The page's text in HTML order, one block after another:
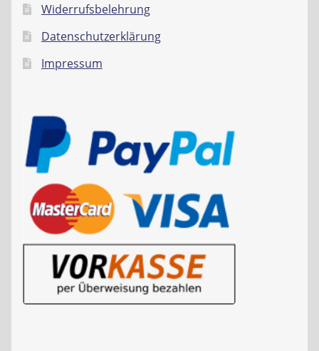
Widerrufsbelehrung
Datenschutzerklärung
Impressum